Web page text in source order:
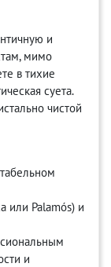
и
мимо
в тихие
суета.
чистой
или Palamós) и
и